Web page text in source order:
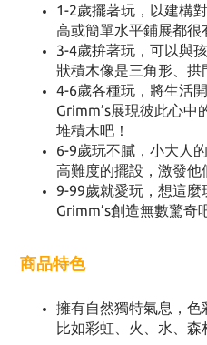
1-2歲擺著玩，以建構
高或簡單水平鋪展都很
3-4歲拚著玩，可以與
狀積木像是三角形、拱
4-6歲各種玩，將生活
Grimm’s展現彼此心中
堆積木吧！
6-9歲玩不膩，小大人
高難度的擺設，激發他
9-99歲就愛玩，想這麼
Grimm’s創造無數驚奇
商品特色
擁有自然獨特氣息，色
比如彩虹、火、水、